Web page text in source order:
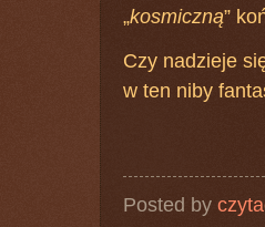
„kosmiczną”
Czy nadzieje
w ten niby
Posted by